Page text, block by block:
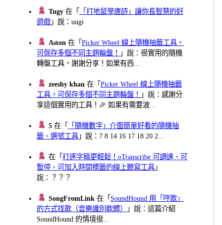
Tugy 在「
「打地鼠學唐詩」讓你長智慧的好
遊戲 」說：uugi
Aston 在「Picker Wheel 線上隨機抽籤工具，
可保存多個不同主題輪盤！
」說：很實用的隨機
轉盤工具，謝謝分享！如果有西...
zeeshy khan 在「Picker Wheel 線上隨機抽籤
工具，可保存多個不同主題輪盤！
」說：感謝分
享這個實用的工具！🎉 如果有需要波...
5 在「
「隨機數字」介面簡單好看的隨機抽
籤、選號工具 」說：7 8 14 16 17 18 20 2...
在「打逐字稿更輕鬆！oTranscribe 可調速、可
暫停、可加入時間標籤的線上聽寫工具 」
說：？？？
SongFromLink 在「 SoundHound 用「哼歌」
的方式找歌（音樂識別軟體）
」說：這篇介紹
SoundHound 的情境很...